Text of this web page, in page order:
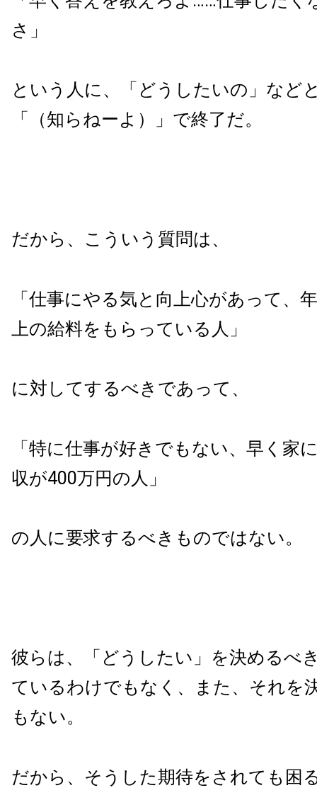
さ」
という人に、「どうしたいの」など
「（知らねーよ）」で終了だ。
だから、こういう質問は、
「仕事にやる気と向上心があって、
上の給料をもらっている人」
に対してするべきであって、
「特に仕事が好きでもない、早く家
収が400万円の人」
の人に要求するべきものではない。
彼らは、「どうしたい」を決めるべ
ているわけでもなく、また、それを
もない。
だから、そうした期待をされても困